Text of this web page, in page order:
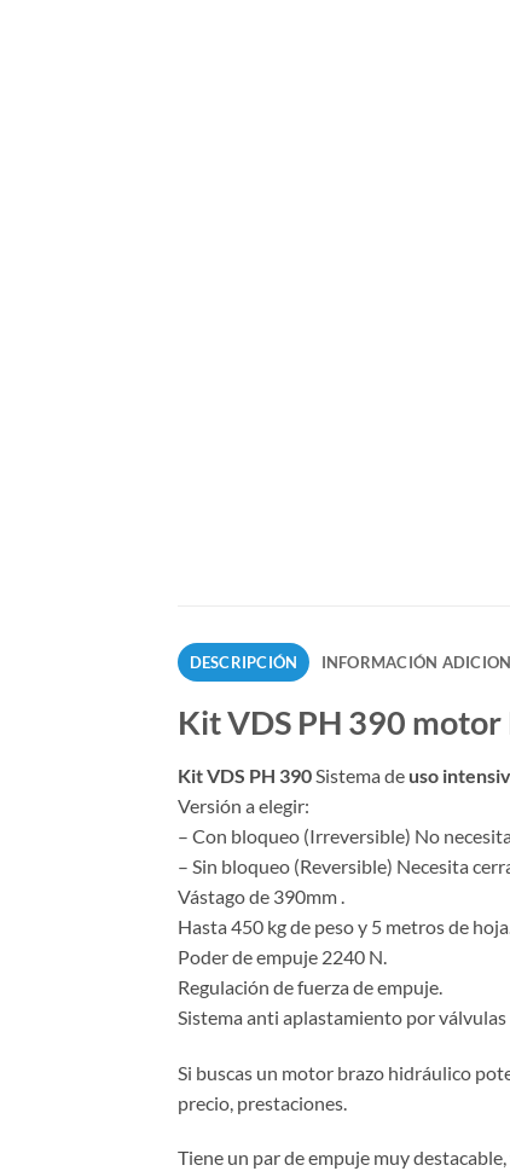
DESCRIPCIÓN INFORMACIÓN
Kit VDS PH 390
Kit VDS PH 390Sistema de uso
Versión a elegir:
– Con bloqueo (Irreversible) No
– Sin bloqueo (Reversible) Necesita
Vástago de 390mm .
Hasta 450 kg de peso y 5 metros de
Poder de empuje 2240 N.
Regulación de fuerza de empuje.
Sistema anti aplastamiento por válvulas
Si buscas un motor brazo hidráulico
precio, prestaciones.
Tiene un par de empuje muy